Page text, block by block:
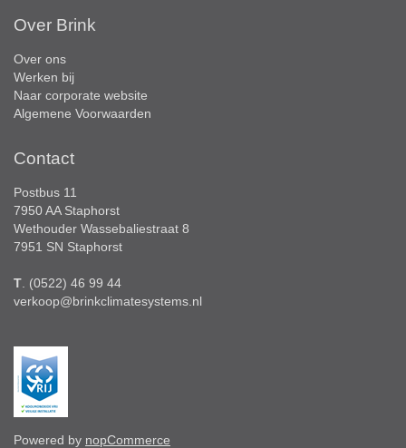
Over Brink
Over ons
Werken bij
Naar corporate website
Algemene Voorwaarden
Contact
Postbus 11
7950 AA Staphorst
Wethouder Wassebaliestraat 8
7951 SN Staphorst
T . (0522) 46 99 44
verkoop@brinkclimatesystems.nl
Powered by nopCommerce